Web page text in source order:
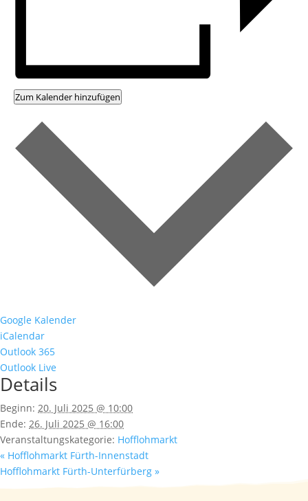
Zum Kalender hinzufügen
Google Kalender
iCalendar
Outlook 365
Outlook Live
Details
Beginn: 20. Juli 2025 @ 10:00
Ende: 26. Juli 2025 @ 16:00
Veranstaltungskategorie: Hofflohmarkt
« Hofflohmarkt Fürth-Innenstadt
Hofflohmarkt Fürth-Unterfürberg »